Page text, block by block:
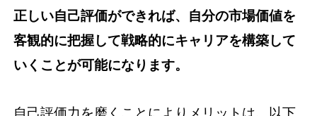
正しい自己評価ができれば、自分の市場価値を
客観的に把握して戦略的にキャリアを構築して
いくことが可能になります。
自己評価力を磨くことによりメリットは、以下